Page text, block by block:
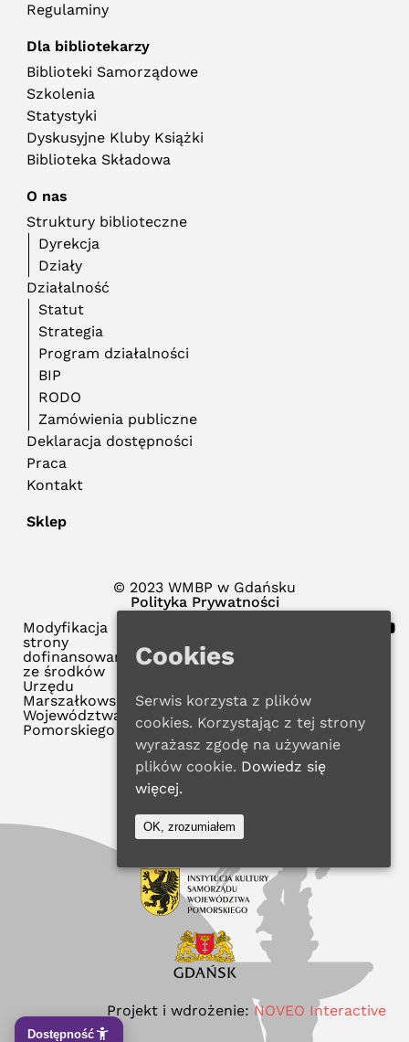
Regulaminy
Dla bibliotekarzy
Biblioteki Samorządowe
Szkolenia
Statystyki
Dyskusyjne Kluby Książki
Biblioteka Składowa
O nas
Struktury biblioteczne
Dyrekcja
Działy
Działalność
Statut
Strategia
Program działalności
BIP
RODO
Zamówienia publiczne
Deklaracja dostępności
Praca
Kontakt
Sklep
© 2023 WMBP w Gdańsku
Polityka Prywatności
Modyfikacja
strony
dofinansowana
ze środków
Urzędu
Marszałkowskiego
Województwa
Pomorskiego
Projekt i wdrożenie: NOVEO Interactive
Dostępność
Cookies
Serwis korzysta z plików
cookies. Korzystając z tej strony
wyrażasz zgodę na używanie
plików cookie. Dowiedz się
więcej.
OK, zrozumiałem